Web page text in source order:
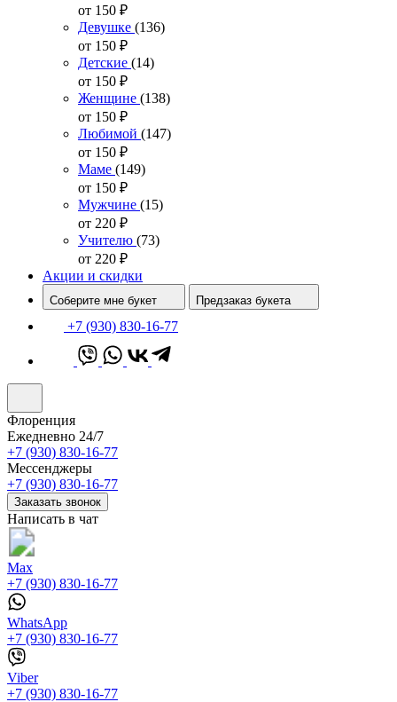
от 150 ₽
Девушке (136)
от 150 ₽
Детские (14)
от 150 ₽
Женщине (138)
от 150 ₽
Любимой (147)
от 150 ₽
Маме (149)
от 150 ₽
Мужчине (15)
от 220 ₽
Учителю (73)
от 220 ₽
Акции и скидки
Соберите мне букет Предзаказ букета
+7 (930) 830-16-77
Флоренция
Ежедневно 24/7
+7 (930) 830-16-77
Мессенджеры
+7 (930) 830-16-77
Заказать звонок
Написать в чат
Max
+7 (930) 830-16-77
WhatsApp
+7 (930) 830-16-77
Viber
+7 (930) 830-16-77